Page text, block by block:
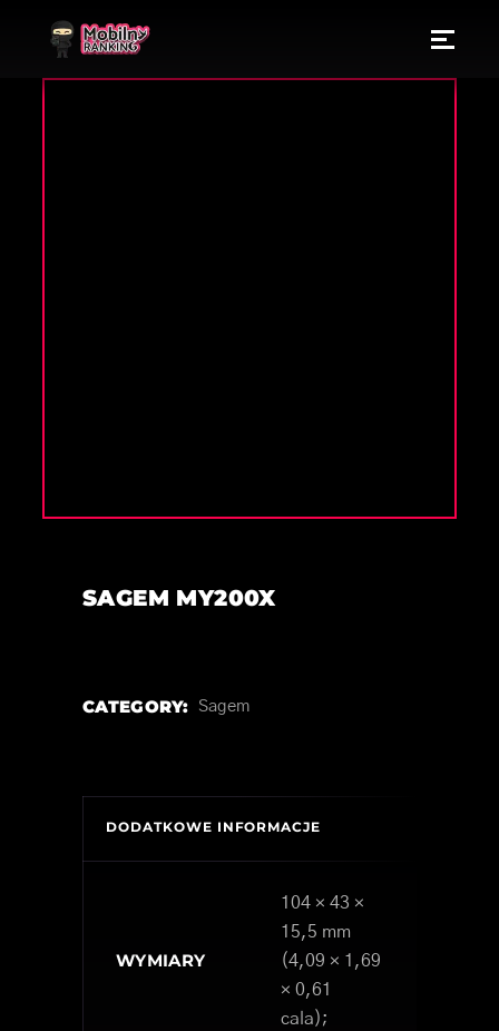
SAGEM MY200X
CATEGORY: Sagem
DODATKOWE INFORMACJE
WYMIARY
104 × 43 ×
15,5 mm
(4,09 × 1,69
× 0,61
cala);